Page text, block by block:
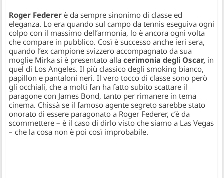
Roger Federerè da sempre sinonimo di classe ed
eleganza. Lo era quando sul campo da tennis eseguiva ogni
colpo con il massimo dell’armonia, lo è ancora ogni volta
che compare in pubblico. Così è successo anche ieri sera,
quando l’ex campione svizzero accompagnato da sua
moglie Mirka si è presentato allacerimonia degli Oscar, in
quel di Los Angeles. Il più classico degli smoking bianco,
papillon e pantaloni neri. Il vero tocco di classe sono però
gli occhiali, che a molti fan ha fatto subito scattare il
paragone con James Bond, tanto per rimanere in tema
cinema. Chissà se il famoso agente segreto sarebbe stato
onorato di essere paragonato a Roger Federer, c’è da
scommettere – è il caso di dirlo visto che siamo a Las Vegas
– che la cosa non è poi così improbabile.